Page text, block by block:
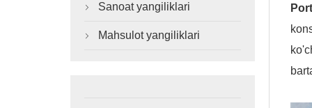
 Sanoat yangiliklari
 Mahsulot yangiliklari